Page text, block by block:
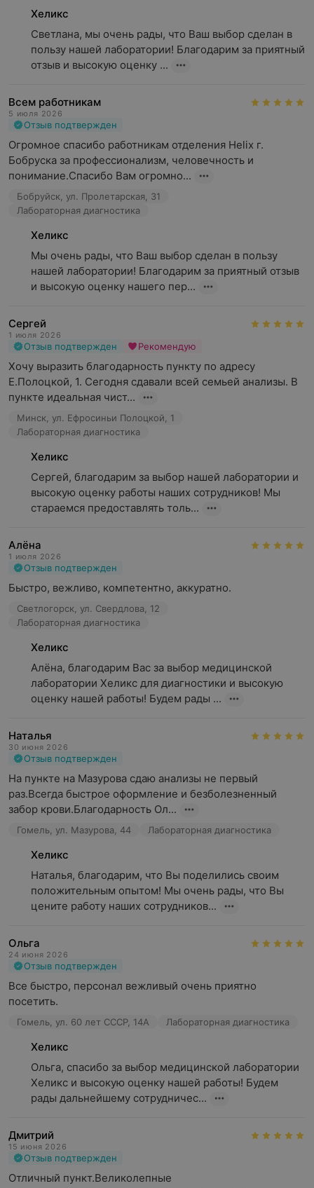
Хеликс
Светлана, мы очень рады, что Ваш выбор сделан в
пользу нашей лаборатории! Благодарим за приятный
отзыв и высокую оценку ...
Всем работникам
5 июля 2026
Отзыв подтвержден
Огромное спасибо работникам отделения Helix г.
Бобруска за профессионализм, человечность и
понимание.Спасибо Вам огромно...
Бобруйск, ул. Пролетарская, 31
Лабораторная диагностика
Хеликс
Мы очень рады, что Ваш выбор сделан в пользу
нашей лаборатории! Благодарим за приятный отзыв
и высокую оценку нашего пер...
Сергей
1 июля 2026
Отзыв подтвержден Рекомендую
Хочу выразить благодарность пункту по адресу
Е.Полоцкой, 1. Сегодня сдавали всей семьей анализы. В
пункте идеальная чист...
Минск, ул. Ефросиньи Полоцкой, 1
Лабораторная диагностика
Хеликс
Сергей, благодарим за выбор нашей лаборатории и
высокую оценку работы наших сотрудников! Мы
стараемся предоставлять толь...
Алёна
1 июля 2026
Отзыв подтвержден
Быстро, вежливо, компетентно, аккуратно.
Светлогорск, ул. Свердлова, 12
Лабораторная диагностика
Хеликс
Алёна, благодарим Вас за выбор медицинской
лаборатории Хеликс для диагностики и высокую
оценку нашей работы! Будем рады ...
Наталья
30 июня 2026
Отзыв подтвержден
На пункте на Мазурова сдаю анализы не первый
раз.Всегда быстрое оформление и безболезненный
забор крови.Благодарность Ол...
Гомель, ул. Мазурова, 44 Лабораторная диагностика
Хеликс
Наталья, благодарим, что Вы поделились своим
положительным опытом! Мы очень рады, что Вы
цените работу наших сотрудников...
Ольга
24 июня 2026
Отзыв подтвержден
Все быстро, персонал вежливый очень приятно
посетить.
Гомель, ул. 60 лет СССР, 14А Лабораторная диагностика
Хеликс
Ольга, спасибо за выбор медицинской лаборатории
Хеликс и высокую оценку нашей работы! Будем
рады дальнейшему сотрудничес...
Дмитрий
15 июня 2026
Отзыв подтвержден
Отличный пункт.Великолепные